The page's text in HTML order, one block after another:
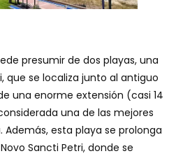
presumir de dos playas, una
que se localiza junto al antiguo
una enorme extensión (casi 14
una de las mejores
Además, esta playa se prolonga
Sancti Petri, donde se